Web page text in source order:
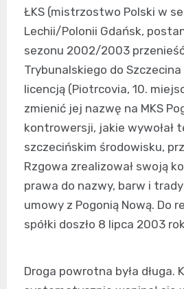
ŁKS (mistrzostwo Polski w
Lechii/Polonii Gdańsk,
sezonu 2002/2003
Trybunalskiego do
licencją (Piotrcovia, 10.
zmienić jej nazwę na MKS
kontrowersji, jakie wywołał
szczecińskim środowisku,
Rzgowa zrealizował swoją
prawa do nazwy, barw i
umowy z Pogonią Nową. Do
spółki doszło 8 lipca 2003
Droga powrotna była długa.